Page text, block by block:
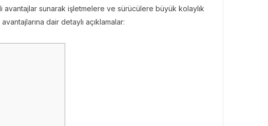
avantajlar sunarak işletmelere ve sürücülere büyük kolaylık
dair detaylı açıklamalar: